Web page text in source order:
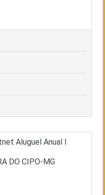
Aluguel Anual I
DO CIPO-MG